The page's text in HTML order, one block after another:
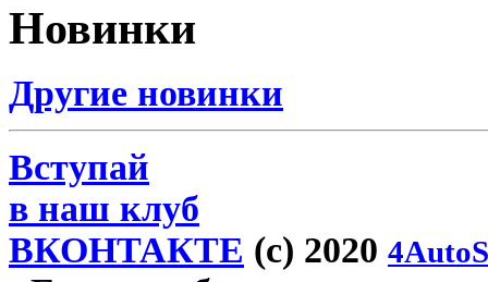
Новинки
Другие новинки
Вступай
в наш клуб
ВКОНТАКТЕ (c) 2020